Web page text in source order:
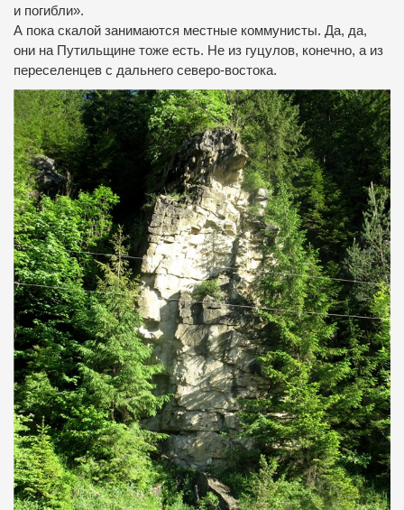
и погибли».
А пока скалой занимаются местные коммунисты. Да, да,
они на Путильщине тоже есть. Не из гуцулов, конечно, а из
переселенцев с дальнего северо-востока.